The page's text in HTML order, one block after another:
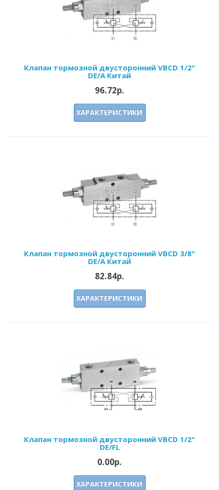
Клапан тормозной двусторонний VBCD 1/2"
DE/A Китай
96.72р.
ХАРАКТЕРИСТИКИ
Клапан тормозной двусторонний VBCD 3/8"
DE/A Китай
82.84р.
ХАРАКТЕРИСТИКИ
Клапан тормозной двусторонний VBCD 1/2"
DE/FL
0.00р.
ХАРАКТЕРИСТИКИ